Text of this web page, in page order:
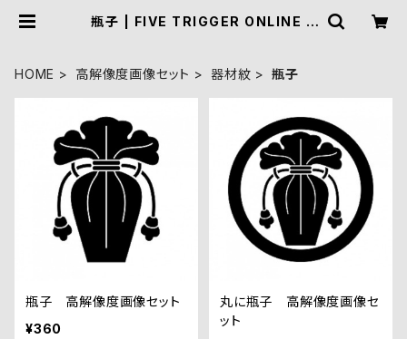
瓶子 | FIVE TRIGGER ONLINE S
HOME 高解像度画像セット 器材紋 瓶子
瓶子 高解像度画像セット
¥360
丸に瓶子 高解像度画像セ
ット